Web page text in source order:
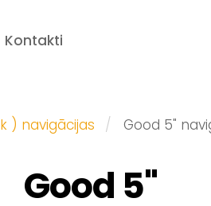
Kontakti
) navigācijas Good 5"
Good 5"